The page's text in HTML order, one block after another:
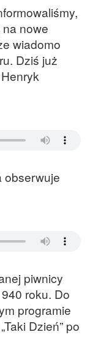
nowe
wiadomo
Dziś już
obserwuje
piwnicy
roku. Do
programie
Dzień” po